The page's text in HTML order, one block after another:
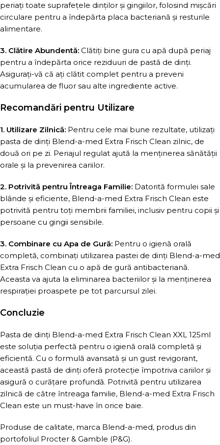
periați toate suprafețele dinților și gingiilor, folosind mișcări
circulare pentru a îndepărta placa bacteriană și resturile
alimentare.
3. Clătire Abundentă: Clătiți bine gura cu apă după periaj
pentru a îndepărta orice reziduuri de pastă de dinți.
Asigurați-vă că ați clătit complet pentru a preveni
acumularea de fluor sau alte ingrediente active.
Recomandări pentru Utilizare
1. Utilizare Zilnică: Pentru cele mai bune rezultate, utilizați
pasta de dinți Blend-a-med Extra Frisch Clean zilnic, de
două ori pe zi. Periajul regulat ajută la menținerea sănătății
orale și la prevenirea cariilor.
2. Potrivită pentru Întreaga Familie: Datorită formulei sale
blânde și eficiente, Blend-a-med Extra Frisch Clean este
potrivită pentru toți membrii familiei, inclusiv pentru copii și
persoane cu gingii sensibile.
3. Combinare cu Apa de Gură: Pentru o igienă orală
completă, combinați utilizarea pastei de dinți Blend-a-med
Extra Frisch Clean cu o apă de gură antibacteriană.
Aceasta va ajuta la eliminarea bacteriilor și la menținerea
respirației proaspete pe tot parcursul zilei.
Concluzie
Pasta de dinți Blend-a-med Extra Frisch Clean XXL 125ml
este soluția perfectă pentru o igienă orală completă și
eficientă. Cu o formulă avansată și un gust revigorant,
această pastă de dinți oferă protecție împotriva cariilor și
asigură o curățare profundă. Potrivită pentru utilizarea
zilnică de către întreaga familie, Blend-a-med Extra Frisch
Clean este un must-have în orice baie.
Produse de calitate, marca Blend-a-med, produs din
portofoliul Procter & Gamble (P&G).